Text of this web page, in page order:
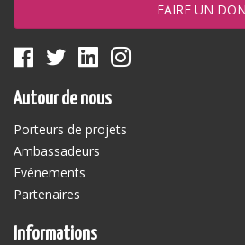
FAIRE UN DON
Autour de nous
Porteurs de projets
Ambassadeurs
Evénements
Partenaires
Informations